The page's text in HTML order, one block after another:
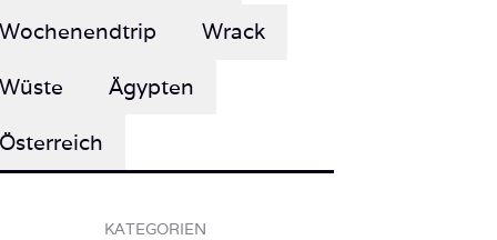
Wochenendtrip Wrack
Wüste Ägypten
Österreich
KATEGORIEN